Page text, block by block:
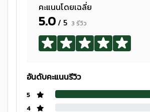
คะแนนโดยเฉลี่ย
5.0/ 5 3 รีวิว
อันดับคะแนนรีวิว
5
4